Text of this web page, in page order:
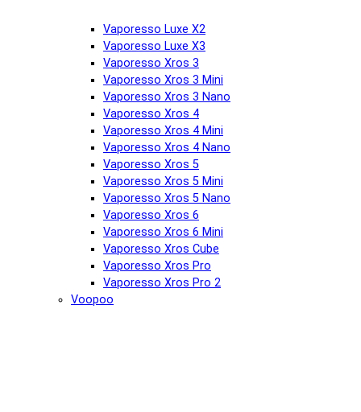
Vaporesso Luxe X2
Vaporesso Luxe X3
Vaporesso Xros 3
Vaporesso Xros 3 Mini
Vaporesso Xros 3 Nano
Vaporesso Xros 4
Vaporesso Xros 4 Mini
Vaporesso Xros 4 Nano
Vaporesso Xros 5
Vaporesso Xros 5 Mini
Vaporesso Xros 5 Nano
Vaporesso Xros 6
Vaporesso Xros 6 Mini
Vaporesso Xros Cube
Vaporesso Xros Pro
Vaporesso Xros Pro 2
Voopoo